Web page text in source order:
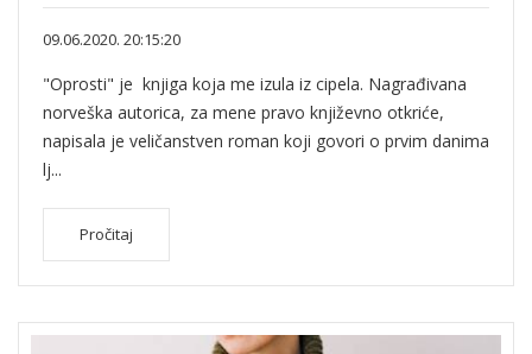
09.06.2020. 20:15:20
"Oprosti" je knjiga koja me izula iz cipela. Nagrađivana
norveška autorica, za mene pravo književno otkriće,
napisala je veličanstven roman koji govori o prvim danima
lj...
Pročitaj